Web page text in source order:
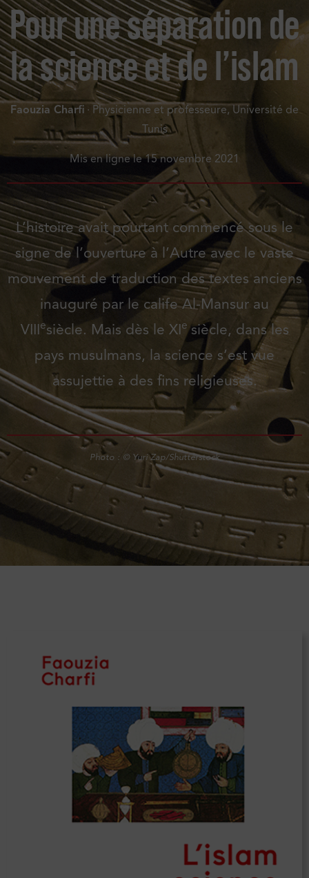
Pour une séparation de
la science et de l’islam
Faouzia Charfi · Physicienne et professeure, Université de
Tunis
Mis en ligne le 15 novembre 2021
L’histoire avait pourtant commencé sous le
signe de l’ouverture à l’Autre avec le vaste
mouvement de traduction des textes anciens
inauguré par le calife Al-Mansur au
VIIIesiècle. Mais dès le XIesiècle, dans les
pays musulmans, la science s’est vue
assujettie à des fins religieuses.
Photo : © Yuri Zap/Shutterstock